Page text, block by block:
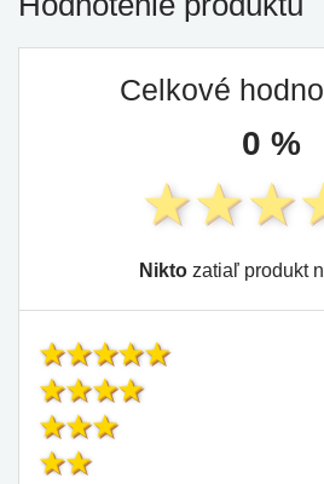
Celkové
0 %
Niktozatiaľ produkt